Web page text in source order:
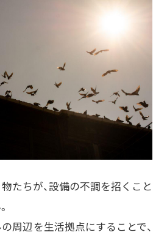
たちが、設備の不調を招くこと
周辺を生活拠点にすることで、